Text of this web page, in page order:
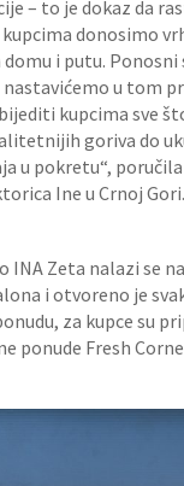
– to je dokaz da
kupcima donosimo
i putu. Ponosni
u tom
kupcima sve
goriva do
u pokretu“,
Ine u Crnoj Gori.
Zeta nalazi se
i otvoreno je
za kupce su
ponude Fresh